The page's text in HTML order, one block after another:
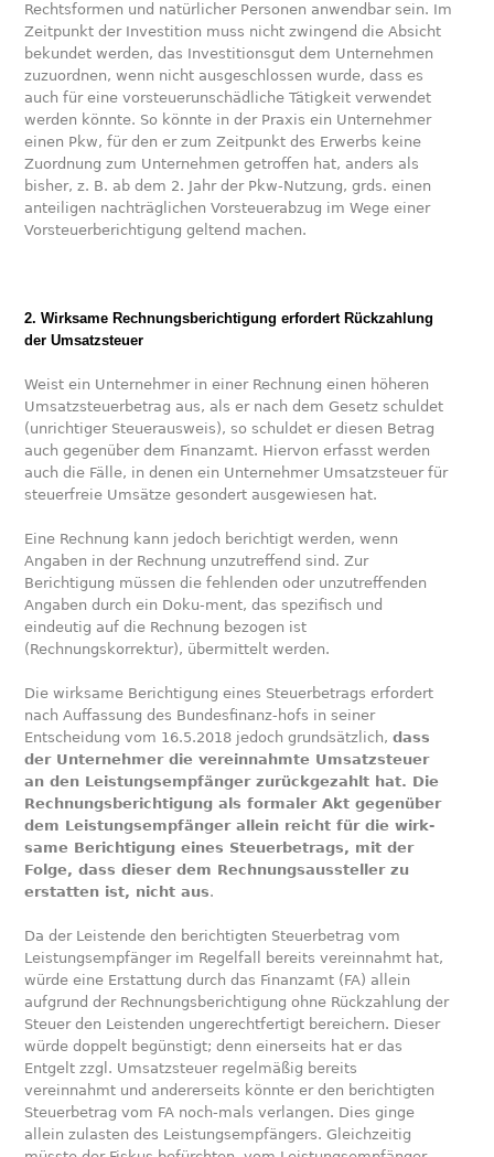
Rechtsformen und natürlicher Personen anwendbar sein. Im
Zeitpunkt der Investition muss nicht zwingend die Absicht
bekundet werden, das Investitionsgut dem Unternehmen
zuzuordnen, wenn nicht ausgeschlossen wurde, dass es
auch für eine vorsteuerunschädliche Tätigkeit verwendet
werden könnte. So könnte in der Praxis ein Unternehmer
einen Pkw, für den er zum Zeitpunkt des Erwerbs keine
Zuordnung zum Unternehmen getroffen hat, anders als
bisher, z. B. ab dem 2. Jahr der Pkw-Nutzung, grds. einen
anteiligen nachträglichen Vorsteuerabzug im Wege einer
Vorsteuerberichtigung geltend machen.
2. Wirksame Rechnungsberichtigung erfordert Rückzahlung
der Umsatzsteuer
Weist ein Unternehmer in einer Rechnung einen höheren
Umsatzsteuerbetrag aus, als er nach dem Gesetz schuldet
(unrichtiger Steuerausweis), so schuldet er diesen Betrag
auch gegenüber dem Finanzamt. Hiervon erfasst werden
auch die Fälle, in denen ein Unternehmer Umsatzsteuer für
steuerfreie Umsätze gesondert ausgewiesen hat.
Eine Rechnung kann jedoch berichtigt werden, wenn
Angaben in der Rechnung unzutreffend sind. Zur
Berichtigung müssen die fehlenden oder unzutreffenden
Angaben durch ein Doku-ment, das spezifisch und
eindeutig auf die Rechnung bezogen ist
(Rechnungskorrektur), übermittelt werden.
Die wirksame Berichtigung eines Steuerbetrags erfordert
nach Auffassung des Bundesfinanz-hofs in seiner
Entscheidung vom 16.5.2018 jedoch grundsätzlich,dass
der Unternehmer die vereinnahmte Umsatzsteuer
an den Leistungsempfänger zurückgezahlt hat. Die
Rechnungsberichtigung als formaler Akt gegenüber
dem Leistungsempfänger allein reicht für die wirk-
same Berichtigung eines Steuerbetrags, mit der
Folge, dass dieser dem Rechnungsaussteller zu
erstatten ist, nicht aus.
Da der Leistende den berichtigten Steuerbetrag vom
Leistungsempfänger im Regelfall bereits vereinnahmt hat,
würde eine Erstattung durch das Finanzamt (FA) allein
aufgrund der Rechnungsberichtigung ohne Rückzahlung der
Steuer den Leistenden ungerechtfertigt bereichern. Dieser
würde doppelt begünstigt; denn einerseits hat er das
Entgelt zzgl. Umsatzsteuer regelmäßig bereits
vereinnahmt und andererseits könnte er den berichtigten
Steuerbetrag vom FA noch-mals verlangen. Dies ginge
allein zulasten des Leistungsempfängers. Gleichzeitig